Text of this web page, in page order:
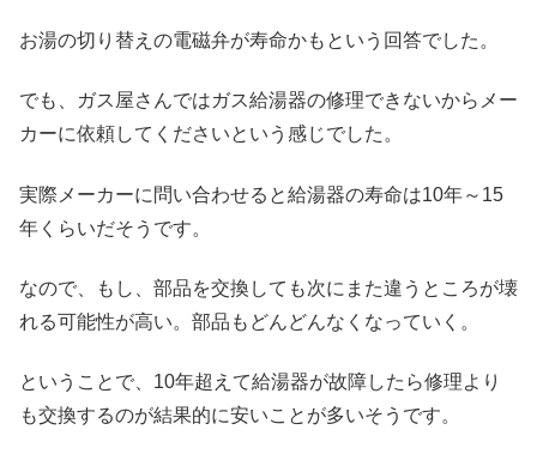
お湯の切り替えの電磁弁が寿命かもという回答でした。
でも、ガス屋さんではガス給湯器の修理できないからメー
カーに依頼してくださいという感じでした。
実際メーカーに問い合わせると給湯器の寿命は10年～15
年くらいだそうです。
なので、もし、部品を交換しても次にまた違うところが壊
れる可能性が高い。部品もどんどんなくなっていく。
ということで、10年超えて給湯器が故障したら修理より
も交換するのが結果的に安いことが多いそうです。